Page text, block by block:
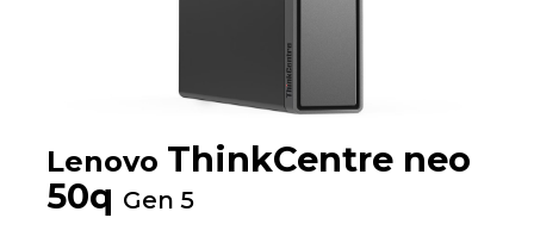
Lenovo ThinkCentre neo
50q Gen 5